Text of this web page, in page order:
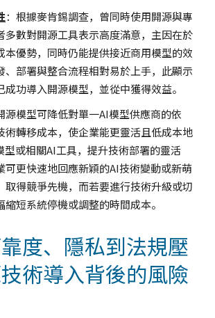
：根據麥肯錫調查，曾同時使用開源與專
多數對開源工具表示高度滿意，主因在於
本優勢，同時仍能提供接近商用模型的效
、部署與整合流程相對易於上手，此顯示
功導入開源模型，並從中獲得效益。
源模型可降低對單一AI模型供應商的依
術轉移成本，使企業能更靈活且低成本地
型或相關AI工具，提升技術部署的靈活
可更快速地回應新穎的AI技術變動或新萌
取得競爭先機，而若要進行技術升級或切
短系統停機或調整的時間成本。
度、隱私到法規壓
術導入背後的風險